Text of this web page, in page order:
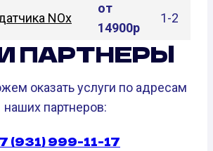
NOx
от
14900р
1-2
ПАРТНЕРЫ
оказать услуги по адресам
наших партнеров:
(931) 999-11-17